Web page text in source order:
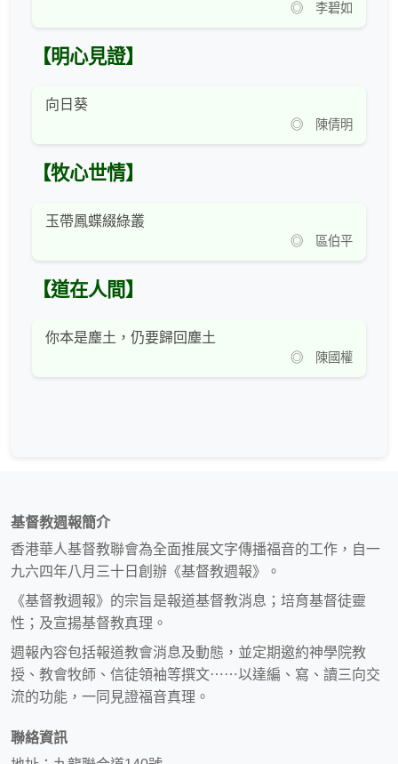
◎ 李碧如
【明心見證】
向日葵
◎ 陳倩明
【牧心世情】
玉帶鳳蝶綴綠叢
◎ 區伯平
【道在人間】
你本是塵土，仍要歸回塵土
◎ 陳國權
基督教週報簡介
香港華人基督教聯會為全面推展文字傳播福音的工作，自一
九六四年八月三十日創辦《基督教週報》。
《基督教週報》的宗旨是報道基督教消息；培育基督徒靈
性；及宣揚基督教真理。
週報內容包括報道教會消息及動態，並定期邀約神學院教
授、教會牧師、信徒領袖等撰文⋯⋯以達編、寫、讀三向交
流的功能，一同見證福音真理。
聯絡資訊